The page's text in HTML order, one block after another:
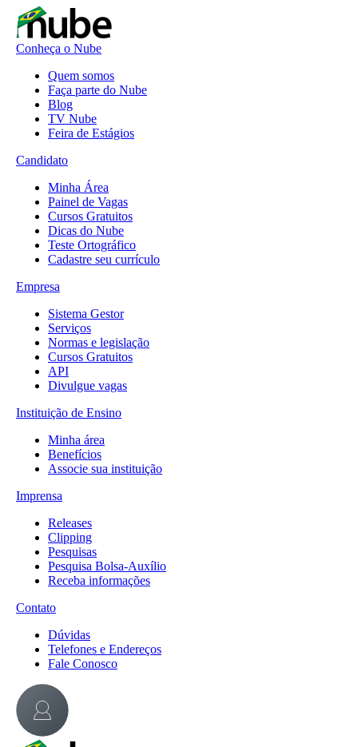
Conheça o Nube
Quem somos
Faça parte do Nube
Blog
TV Nube
Feira de Estágios
Candidato
Minha Área
Painel de Vagas
Cursos Gratuitos
Dicas do Nube
Teste Ortográfico
Cadastre seu currículo
Empresa
Sistema Gestor
Serviços
Normas e legislação
Cursos Gratuitos
API
Divulgue vagas
Instituição de Ensino
Minha área
Benefícios
Associe sua instituição
Imprensa
Releases
Clipping
Pesquisas
Pesquisa Bolsa-Auxílio
Receba informações
Contato
Dúvidas
Telefones e Endereços
Fale Conosco